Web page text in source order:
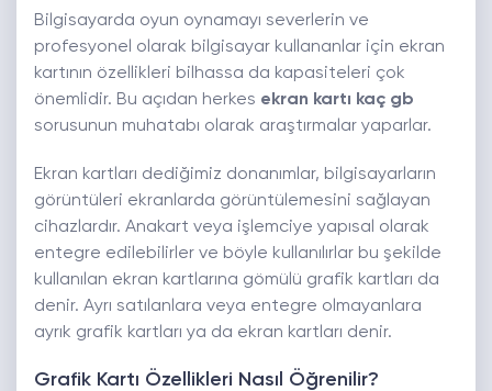
Bilgisayarda oyun oynamayı severlerin ve
profesyonel olarak bilgisayar kullananlar için ekran
kartının özellikleri bilhassa da kapasiteleri çok
önemlidir. Bu açıdan herkes ekran kartı kaç gb
sorusunun muhatabı olarak araştırmalar yaparlar.
Ekran kartları dediğimiz donanımlar, bilgisayarların
görüntüleri ekranlarda görüntülemesini sağlayan
cihazlardır. Anakart veya işlemciye yapısal olarak
entegre edilebilirler ve böyle kullanılırlar bu şekilde
kullanılan ekran kartlarına gömülü grafik kartları da
denir. Ayrı satılanlara veya entegre olmayanlara
ayrık grafik kartları ya da ekran kartları denir.
Grafik Kartı Özellikleri Nasıl Öğrenilir?